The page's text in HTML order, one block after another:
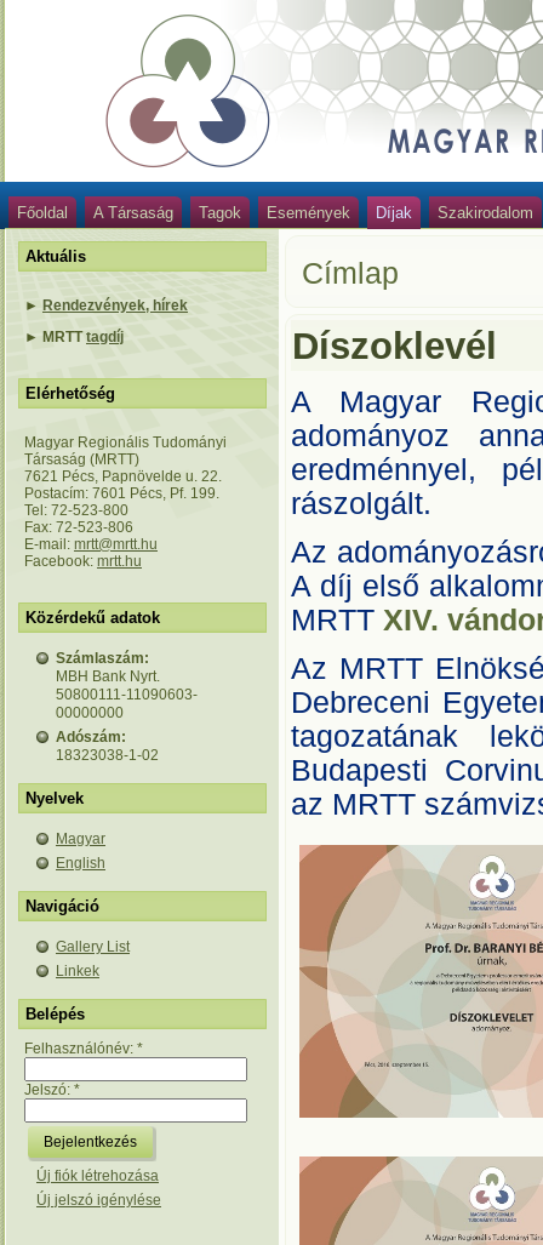
Főoldal A Társaság Tagok Események Díjak Szakirodalom
Aktuális
► Rendezvények, hírek
► MRTTtagdíj
Elérhetőség
Magyar Regionális Tudományi
Társaság (MRTT)
7621 Pécs, Papnövelde u. 22.
Postacím: 7601 Pécs, Pf. 199.
Tel: 72-523-800
Fax: 72-523-806
E-mail: mrtt@mrtt.hu
Facebook: mrtt.hu
Közérdekű adatok
Számlaszám:
MBH Bank Nyrt.
50800111-11090603-
00000000
Adószám:
18323038-1-02
Nyelvek
Magyar
English
Navigáció
Gallery List
Linkek
Belépés
Felhasználónév: *
Jelszó: *
Új fiók létrehozása
Új jelszó igénylése
Címlap
Díszoklevél
A Magyar
adományoz
eredménnyel,
rászolgált.
Az
A díj első
MRTT XIV.
Az MRTT
Debreceni
tagozatának
Budapesti
az MRTT